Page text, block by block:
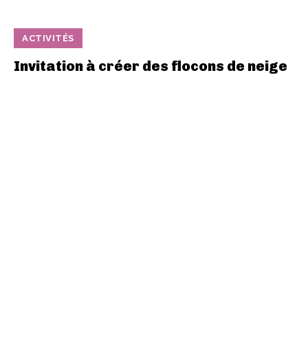
ACTIVITÉS
Invitation à créer des flocons de neige